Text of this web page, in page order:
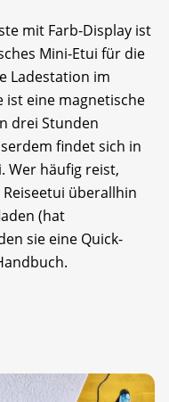
mit Farb-Display ist
Mini-Etui für die
Ladestation im
ist eine magnetische
drei Stunden
findet sich in
Wer häufig reist,
überallhin
(hat
sie eine Quick-